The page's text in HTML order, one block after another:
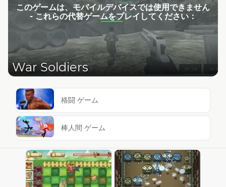
このゲームは、モバイルデバイスでは使用できません
- これらの代替ゲームをプレイしてください：
War Soldiers
格闘 ゲーム
棒人間 ゲーム